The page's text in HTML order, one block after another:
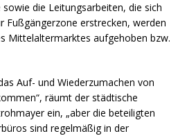
die Leitungsarbeiten, die sich
Fußgängerzone erstrecken, werden
Mittelaltermarktes aufgehoben bzw.
Auf- und Wiederzumachen von
räumt der städtische
ein, „aber die beteiligten
sind regelmäßig in der